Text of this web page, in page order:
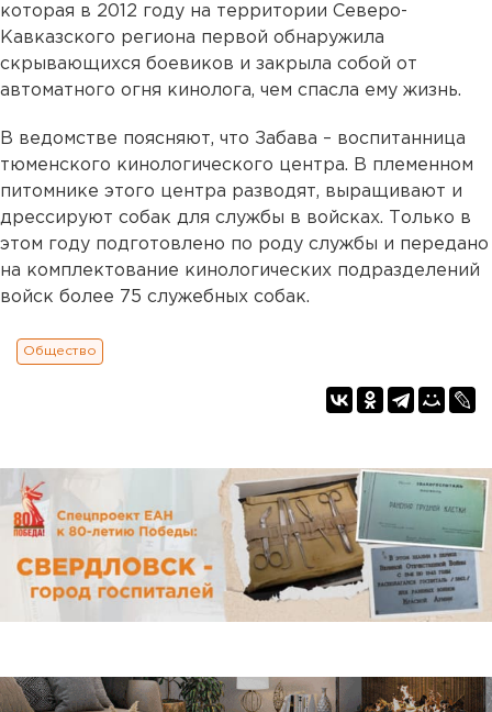
которая в 2012 году на территории Северо-
Кавказского региона первой обнаружила
скрывающихся боевиков и закрыла собой от
автоматного огня кинолога, чем спасла ему жизнь.
В ведомстве поясняют, что Забава – воспитанница
тюменского кинологического центра. В племенном
питомнике этого центра разводят, выращивают и
дрессируют собак для службы в войсках. Только в
этом году подготовлено по роду службы и передано
на комплектование кинологических подразделений
войск более 75 служебных собак.
Общество